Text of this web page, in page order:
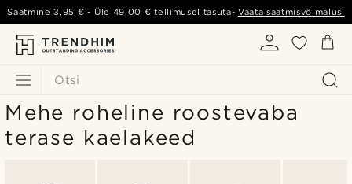
Otsi
Saatmine3,95 € - Üle 49,00 € tellimusel tasuta-Vaata saatmisvõimalusi
Mehe roheline roostevaba
terase kaelakeed